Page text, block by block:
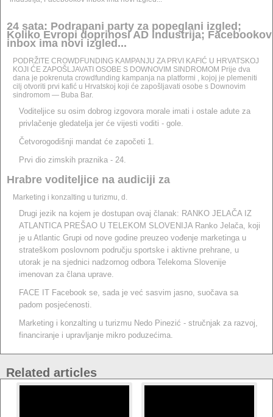
24 sata: Podrapani party za popeglani izgled;
Koliko Evropi doprinosi AD industrija; Facebookov
inbox ima novi izgled...
PODRŽITE CROWDFUNDING KAMPANJU ZA PRVI KAFIĆ U HRVATSKOJ
KOJI ĆE ZAPOŠLJAVATI OSOBE S DOWNOVIM SINDROMOM Prije dva
dana je pokrenuta crowdfunding kampanja na platformi , kojoj je plemeniti
cilj otvoriti prvi kafić u Hrvatskoj koji će zapošljavati osobe s Downovim
sindromom — Buba Bar.
Voditeljice su osim dobrog izgovora morale imati i ostale adute za
privlačenje gledatelja jer će vijesti voditi - gole.
Četvorogodišnji mandat će započeti 1.
Prvi dio zimskih praznika - 24.
Hrabre voditeljice na audiciji za
Marketing i konzalting u turizmu, d.
Drugi jezik na kojem je dostupan ovaj članak: RANKO JELAČA IZ
ATLANTICA PREŠAO U TELEKOM SLOVENIJA Ranko Jelača, koji
je u Atlantic Grupi od nove godine preuzeo vođenje marketinga u
strateškom poslovnom području sportske i aktivne prehrane, u
utorak je na sjednici nadzornog odbora Telekoma Slovenije
imenovan za člana uprave.
FACE IT Facebook se, sada je već sasvim jasno, suočava sa
padom posjećenosti.
Marketing i konzalting u turizmu Nedo Pinezić - stručnjak za razvoj,
financiranje i upravljanje mikro poduzećima.
Related articles